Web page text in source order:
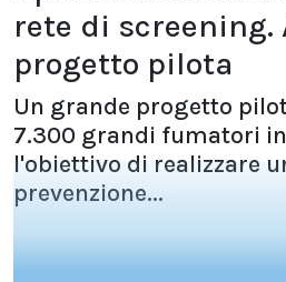
rete di screening.
progetto pilota
Un grande progetto
7.300 grandi fumatori
l'obiettivo di realizzare
prevenzione...